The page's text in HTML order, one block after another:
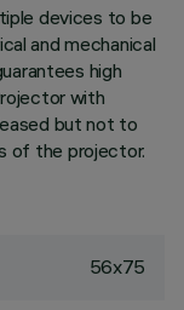
devices to be
and mechanical
high
with
but not to
of the projector.
56x75